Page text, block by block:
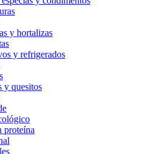
y hortalizas
y refrigerados
y quesitos
proteína